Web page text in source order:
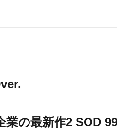
業の最新作2 SOD